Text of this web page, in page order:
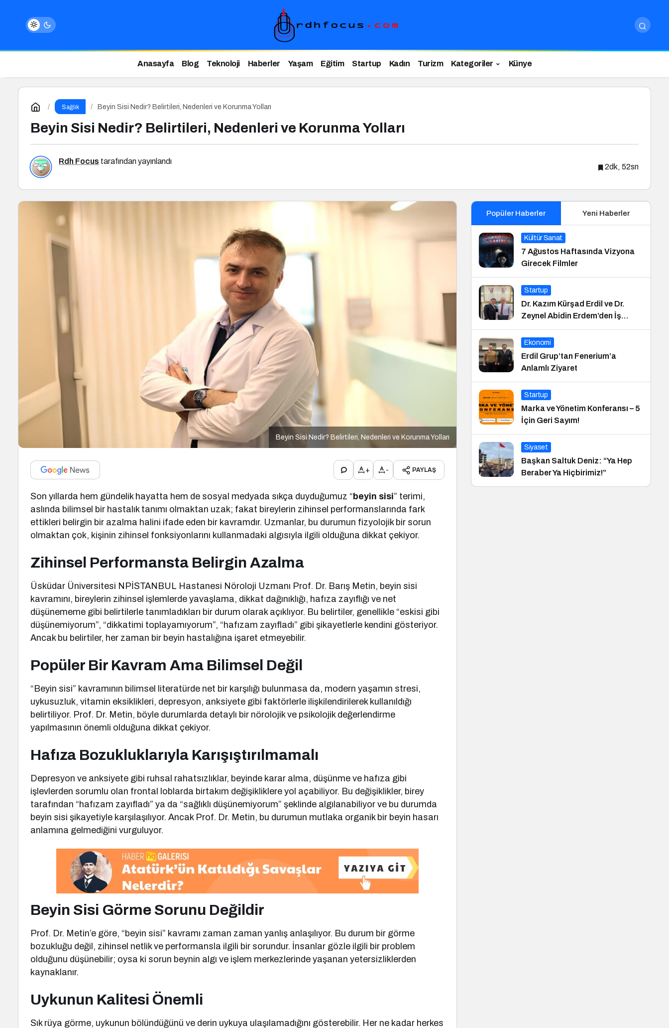
Anasayfa Blog Teknoloji Haberler Yaşam Eğitim Startup Kadın Turizm Kategoriler Künye
Sağlık Beyin Sisi Nedir? Belirtileri, Nedenleri ve Korunma Yolları
Beyin Sisi Nedir? Belirtileri, Nedenleri ve Korunma Yolları
Rdh Focus tarafından yayınlandı
2dk, 52sn
Beyin Sisi Nedir? Belirtileri, Nedenleri ve Korunma Yolları
+ - PAYLAŞ
Son yıllarda hem gündelik hayatta hem de sosyal medyada sıkça duyduğumuz “ beyin sisi” terimi,
aslında bilimsel bir hastalık tanımı olmaktan uzak; fakat bireylerin zihinsel performanslarında fark
ettikleri belirgin bir azalma halini ifade eden bir kavramdır. Uzmanlar, bu durumun fizyolojik bir sorun
olmaktan çok, kişinin zihinsel fonksiyonlarını kullanmadaki algısıyla ilgili olduğuna dikkat çekiyor.
Zihinsel Performansta Belirgin Azalma
Üsküdar Üniversitesi NPİSTANBUL Hastanesi Nöroloji Uzmanı Prof. Dr. Barış Metin, beyin sisi
kavramını, bireylerin zihinsel işlemlerde yavaşlama, dikkat dağınıklığı, hafıza zayıflığı ve net
düşünememe gibi belirtilerle tanımladıkları bir durum olarak açıklıyor. Bu belirtiler, genellikle “eskisi gibi
düşünemiyorum”, “dikkatimi toplayamıyorum”, “hafızam zayıfladı” gibi şikayetlerle kendini gösteriyor.
Ancak bu belirtiler, her zaman bir beyin hastalığına işaret etmeyebilir.
Popüler Bir Kavram Ama Bilimsel Değil
“Beyin sisi” kavramının bilimsel literatürde net bir karşılığı bulunmasa da, modern yaşamın stresi,
uykusuzluk, vitamin eksiklikleri, depresyon, anksiyete gibi faktörlerle ilişkilendirilerek kullanıldığı
belirtiliyor. Prof. Dr. Metin, böyle durumlarda detaylı bir nörolojik ve psikolojik değerlendirme
yapılmasının önemli olduğuna dikkat çekiyor.
Hafıza Bozukluklarıyla Karışıştırılmamalı
Depresyon ve anksiyete gibi ruhsal rahatsızlıklar, beyinde karar alma, düşünme ve hafıza gibi
işlevlerden sorumlu olan frontal loblarda birtakım değişikliklere yol açabiliyor. Bu değişiklikler, birey
tarafından “hafızam zayıfladı” ya da “sağlıklı düşünemiyorum” şeklinde algılanabiliyor ve bu durumda
beyin sisi şikayetiyle karşılaşılıyor. Ancak Prof. Dr. Metin, bu durumun mutlaka organik bir beyin hasarı
anlamına gelmediğini vurguluyor.
Beyin Sisi Görme Sorunu Değildir
Prof. Dr. Metin’e göre, “beyin sisi” kavramı zaman zaman yanlış anlaşılıyor. Bu durum bir görme
bozukluğu değil, zihinsel netlik ve performansla ilgili bir sorundur. İnsanlar gözle ilgili bir problem
olduğunu düşünebilir; oysa ki sorun beynin algı ve işlem merkezlerinde yaşanan yetersizliklerden
kaynaklanır.
Uykunun Kalitesi Önemli
Sık rüya görme, uykunun bölündüğünü ve derin uykuya ulaşılamadığını gösterebilir. Her ne kadar herkes
Popüler Haberler Yeni Haberler
Kültür Sanat
7 Ağustos Haftasında Vizyona
Girecek Filmler
Startup
Dr. Kazım Kürşad Erdil ve Dr.
Zeynel Abidin Erdem’den İş
Dünyası Buluşması
Ekonomi
Erdil Grup’tan Fenerium’a
Anlamlı Ziyaret
Startup
Marka ve Yönetim Konferansı – 5
İçin Geri Sayım!
Siyaset
Başkan Saltuk Deniz: “Ya Hep
Beraber Ya Hiçbirimiz!”